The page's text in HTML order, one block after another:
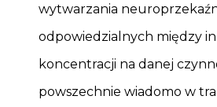
wytwarzania
odpowiedzialnych między
koncentracji na danej
powszechnie wiadomo w